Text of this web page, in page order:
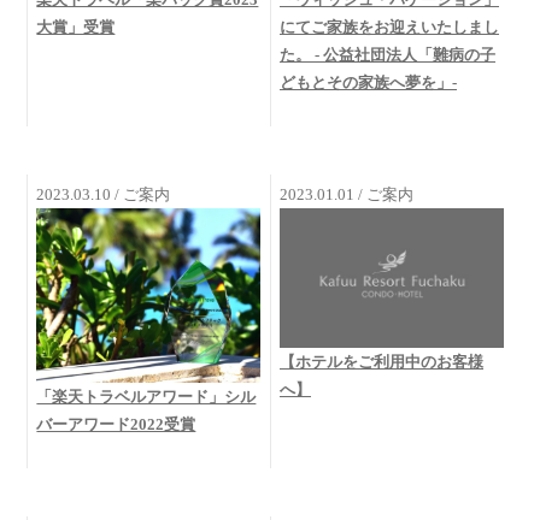
大賞」受賞
にてご家族をお迎えいたしまし
た。 - 公益社団法人「難病の子
どもとその家族へ夢を」-
2023.03.10 / ご案内
「楽天トラベルアワード」シル
バーアワード2022受賞
2023.01.01 / ご案内
【ホテルをご利用中のお客様
へ】